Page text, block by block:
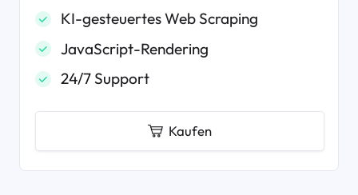
KI-gesteuertes Web Scraping
JavaScript-Rendering
24/7 Support
Kaufen